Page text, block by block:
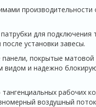
производительности
для подключения
установки завесы.
покрытые
видом и надежно
рабочих
воздушный